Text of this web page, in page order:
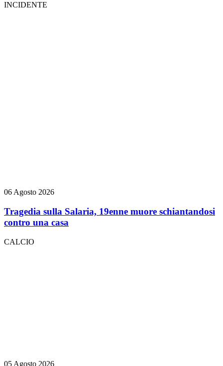
INCIDENTE
06 Agosto 2026
Tragedia sulla Salaria, 19enne muore schiantandosi
contro una casa
CALCIO
05 Agosto 2026